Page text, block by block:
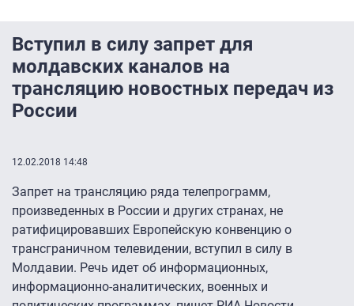
Вступил в силу запрет для
молдавских каналов на
трансляцию новостных передач из
России
12.02.2018 14:48
Запрет на трансляцию ряда телепрограмм,
произведенных в России и других странах, не
ратифицировавших Европейскую конвенцию о
трансграничном телевидении, вступил в силу в
Молдавии. Речь идет об информационных,
информационно-аналитических, военных и